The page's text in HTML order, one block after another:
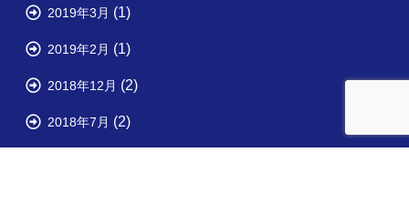
2019年3月 (1)
2019年2月 (1)
2018年12月 (2)
2018年7月 (2)